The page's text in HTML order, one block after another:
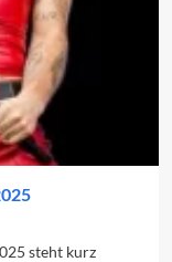
steht kurz